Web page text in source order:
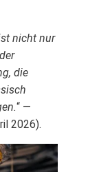
nicht nur
die
“ —
2026).